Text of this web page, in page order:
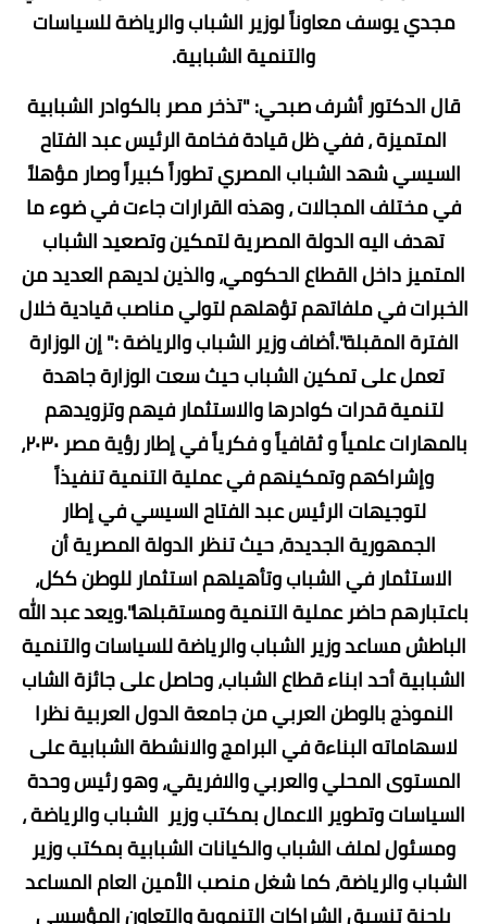
مجدي يوسف معاوناً لوزير الشباب والرياضة للسياسات
والتنمية الشبابية.
قال الدكتور أشرف صبحي: "تذخر مصر بالكوادر الشبابية
المتميزة ، ففي ظل قيادة فخامة الرئيس عبد الفتاح
السيسي شهد الشباب المصري تطوراً كبيراً وصار مؤهلاً
في مختلف المجالات ، وهذه القرارات جاءت في ضوء ما
تهدف اليه الدولة المصرية لتمكين وتصعيد الشباب
المتميز داخل القطاع الحكومي، والذين لديهم العديد من
الخبرات في ملفاتهم تؤهلهم لتولي مناصب قيادية خلال
الفترة المقبلة".أضاف وزير الشباب والرياضة :" إن الوزارة
تعمل على تمكين الشباب حيث سعت الوزارة جاهدة
لتنمية قدرات كوادرها والاستثمار فيهم وتزويدهم
بالمهارات علمياً و ثقافياً و فكرياً في إطار رؤية مصر ٢٠٣٠،
وإشراكهم وتمكينهم في عملية التنمية تنفيذاً
لتوجيهات الرئيس عبد الفتاح السيسي في إطار
الجمهورية الجديدة، حيث تنظر الدولة المصرية أن
الاستثمار في الشباب وتأهيلهم استثمار للوطن ككل،
باعتبارهم حاضر عملية التنمية ومستقبلها".‏‎ويعد عبد الله
الباطش مساعد وزير الشباب والرياضة للسياسات والتنمية
الشبابية أحد ابناء قطاع الشباب، وحاصل على جائزة الشاب
النموذج بالوطن العربي من جامعة الدول العربية نظرا
لاسهاماته البناءة في البرامج والانشطة الشبابية على
المستوى المحلي والعربي والافريقي، وهو رئيس وحدة
السياسات وتطوير الاعمال بمكتب وزير الشباب والرياضة ،
ومسئول لملف الشباب والكيانات الشبابية بمكتب وزير
الشباب والرياضة، كما شغل منصب الأمين العام المساعد
بلجنة تنسيق الشراكات التنموية والتعاون المؤسسي